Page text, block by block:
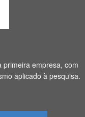
primeira empresa, com
aplicado à pesquisa.